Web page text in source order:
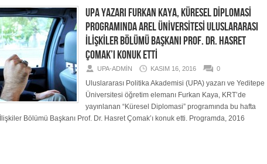
UPA YAZARI FURKAN KAYA, KÜRESEL DİPLOMASİ
PROGRAMINDA AREL ÜNİVERSİTESİ ULUSLARARASI
İLİŞKİLER BÖLÜMÜ BAŞKANI PROF. DR. HASRET
ÇOMAK’I KONUK ETTİ
UPA-ADMIN KASIM 16, 2016 0
Uluslararası Politika Akademisi (UPA) yazarı ve Yeditepe
Üniversitesi öğretim elemanı Furkan Kaya, KRT’de
yayınlanan “Küresel Diplomasi” programında bu hafta
Bölümü Başkanı Prof. Dr. Hasret Çomak’ı konuk etti. Programda, 2016